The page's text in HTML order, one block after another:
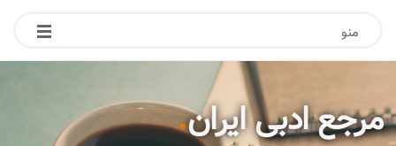
منو
مرجع ادبی ایران.